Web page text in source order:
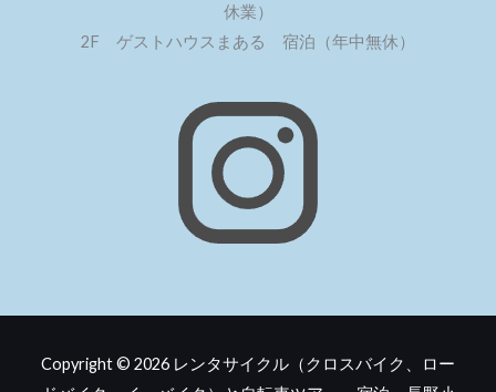
休業）
2F ゲストハウスまある 宿泊（年中無休）
Copyright © 2026 レンタサイクル（クロスバイク、ロー